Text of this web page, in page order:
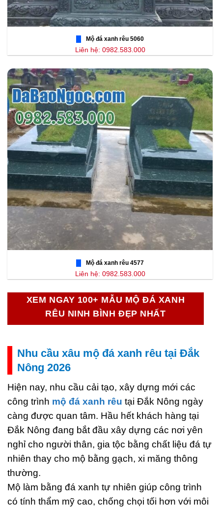
Mộ đá xanh rêu 5060
Liên hệ: 0982.583.000
Mộ đá xanh rêu 4577
Liên hệ: 0982.583.000
XEM NGAY 100+ MẪU MỘ ĐÁ XANH
RÊU NINH BÌNH ĐẸP NHẤT
Nhu cầu xâu mộ đá xanh rêu tại Đắk
Nông 2026
Hiện nay, nhu cầu cải tạo, xây dựng mới các
công trình mộ đá xanh rêu tại Đắk Nông ngày
càng được quan tâm. Hầu hết khách hàng tại
Đắk Nông đang bắt đầu xây dựng các nơi yên
nghỉ cho người thân, gia tộc bằng chất liệu đá tự
nhiên thay cho mộ bằng gạch, xi măng thông
thường.
Mộ làm bằng đá xanh tự nhiên giúp công trình
có tính thẩm mỹ cao, chống chọi tối hơn với môi